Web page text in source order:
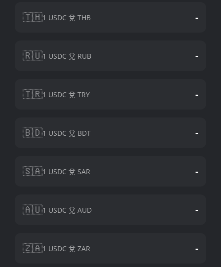
🇹🇭1 USDC 兌 THB -
🇷🇺1 USDC 兌 RUB -
🇹🇷1 USDC 兌 TRY -
🇧🇩1 USDC 兌 BDT -
🇸🇦1 USDC 兌 SAR -
🇦🇺1 USDC 兌 AUD -
🇿🇦1 USDC 兌 ZAR -